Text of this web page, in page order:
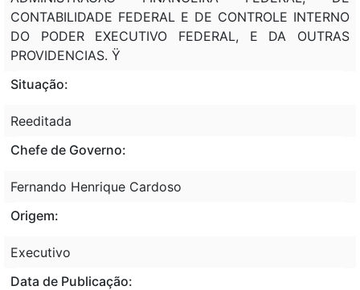
CONTABILIDADE FEDERAL E DE CONTROLE INTERNO
DO PODER EXECUTIVO FEDERAL, E DA OUTRAS
PROVIDENCIAS. Ÿ
Situação:
Reeditada
Chefe de Governo:
Fernando Henrique Cardoso
Origem:
Executivo
Data de Publicação: